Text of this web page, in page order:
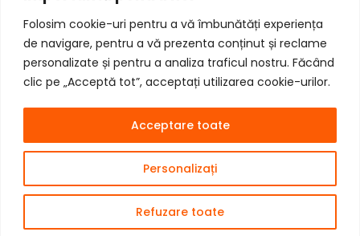
Folosim cookie-uri pentru a vă îmbunătăți experiența
de navigare, pentru a vă prezenta conținut și reclame
personalizate și pentru a analiza traficul nostru. Făcând
clic pe „Acceptă tot”, acceptați utilizarea cookie-urilor.
Personalizați
Refuzare toate
Acceptare toate
Website created by Doctor Weby S.R.L | +40 (750) 422 891
Open